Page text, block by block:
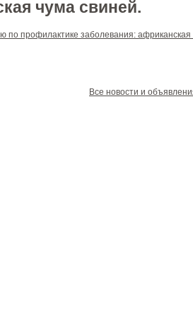
чума свиней.
по профилактике заболевания: африканская
Все новости и